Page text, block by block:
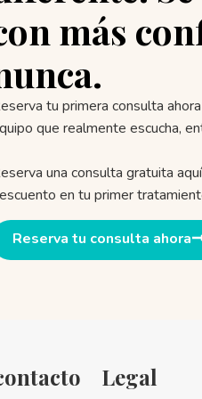
más
tu primera consulta
que realmente escucha,
una consulta gratuita
en tu primer
Reserva tu consulta ahora
Legal